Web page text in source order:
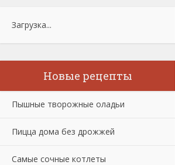
Загрузка...
Новые рецепты
Пышные творожные оладьи
Пицца дома без дрожжей
Самые сочные котлеты